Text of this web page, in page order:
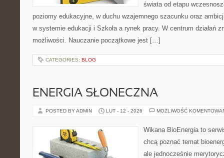
świata od etapu
poziomy edukacyjne, w duchu wzajemnego szacunku oraz
w systemie edukacji i Szkoła a rynek pracy. W centrum działań
możliwości. Nauczanie początkowe jest […]
CATEGORIES: BLOG
ENERGIA SŁONECZNA
POSTED BY ADMIN LUT - 12 - 2026 MOŻLIWOŚĆ
Wikana BioEnergia to
chcą poznać temat
ale jednocześnie